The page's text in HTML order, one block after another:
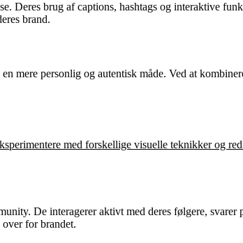
Deres brug af captions, hashtags og interaktive
brand.
mere personlig og autentisk måde. Ved at
med forskellige visuelle teknikker og
De interagerer aktivt med deres følgere, svarer
for brandet.